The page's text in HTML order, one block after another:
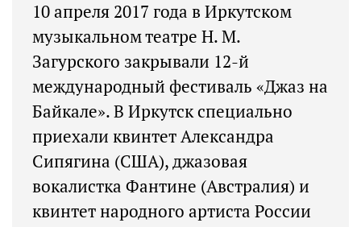
10 апреля 2017 года в Иркутском
музыкальном театре Н. М.
Загурского закрывали 12-й
международный фестиваль «Джаз на
Байкале». В Иркутск специально
приехали квинтет Александра
Сипягина (США), джазовая
вокалистка Фантине (Австралия) и
квинтет народного артиста России